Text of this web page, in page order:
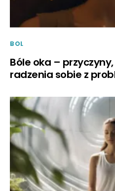
BOL
Bóle oka –
radzenia sobie z